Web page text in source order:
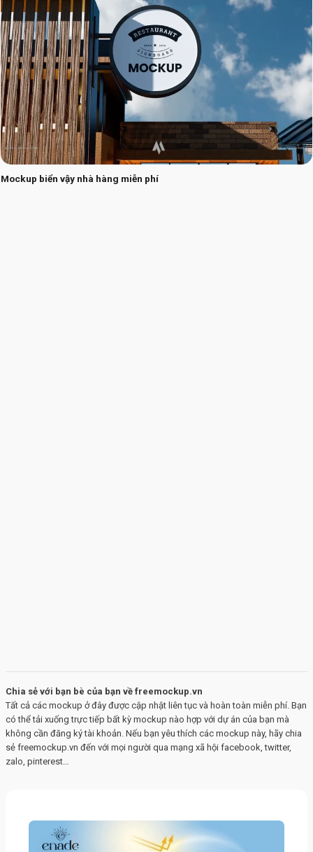
Mockup biển vậy nhà hàng miễn phí
Chia sẻ với bạn bè của bạn về freemockup.vn
Tất cả các mockup ở đây được cập nhật liên tục và hoàn toàn miễn phí. Bạn
có thể tải xuống trực tiếp bất kỳ mockup nào hợp với dự án của bạn mà
không cần đăng ký tài khoản. Nếu bạn yêu thích các mockup này, hãy chia
sẻ freemockup.vn đến với mọi người qua mạng xã hội facebook, twitter,
zalo, pinterest…